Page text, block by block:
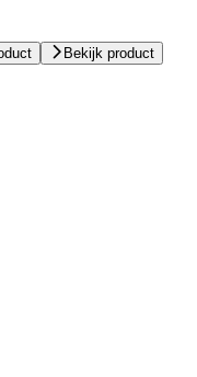
Bekijk product